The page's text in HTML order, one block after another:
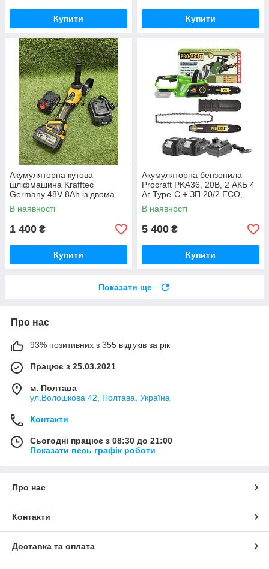
Купити Купити
Акумуляторна кутова
шліфмашина Krafftec
Germany 48V 8Ah із двома
акумуляторами безщітковим
двигуном диском 125 мм БЕЗ
В наявності
1 400 ₴
Купити
Акумуляторна бензопила
Procraft PKA36, 20В, 2 АКБ 4
Аг Type-C + ЗП 20/2 ECO,
шина 250 мм Німеччина
В наявності
5 400 ₴
Купити
Показати ще
Про нас
93% позитивних з 355 відгуків за рік
Працює з 25.03.2021
м. Полтава
ул.Волошкова 42, Полтава, Україна
Контакти
Сьогодні працює з 08:30 до 21:00
Показати весь графік роботи
Про нас
Контакти
Доставка та оплата